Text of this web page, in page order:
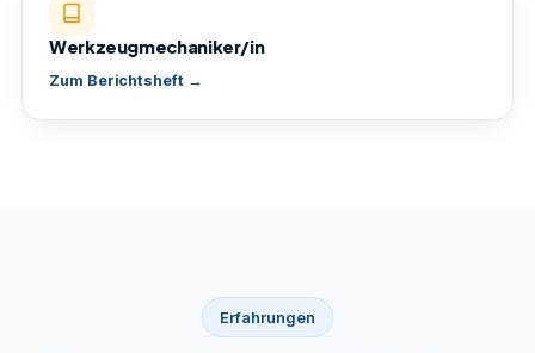
Werkzeugmechaniker/in
Zum Berichtsheft →
Erfahrungen